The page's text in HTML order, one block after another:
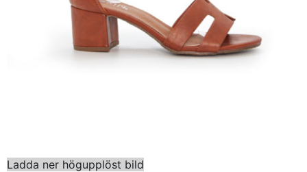
Ladda ner högupplöst bild